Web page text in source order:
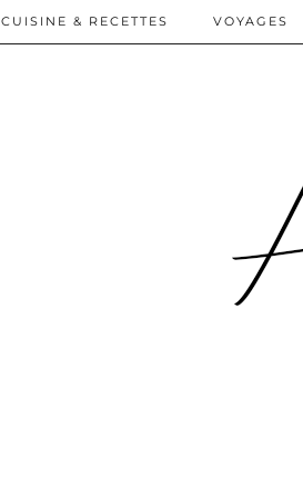
CUISINE & RECETTES VOYAGES